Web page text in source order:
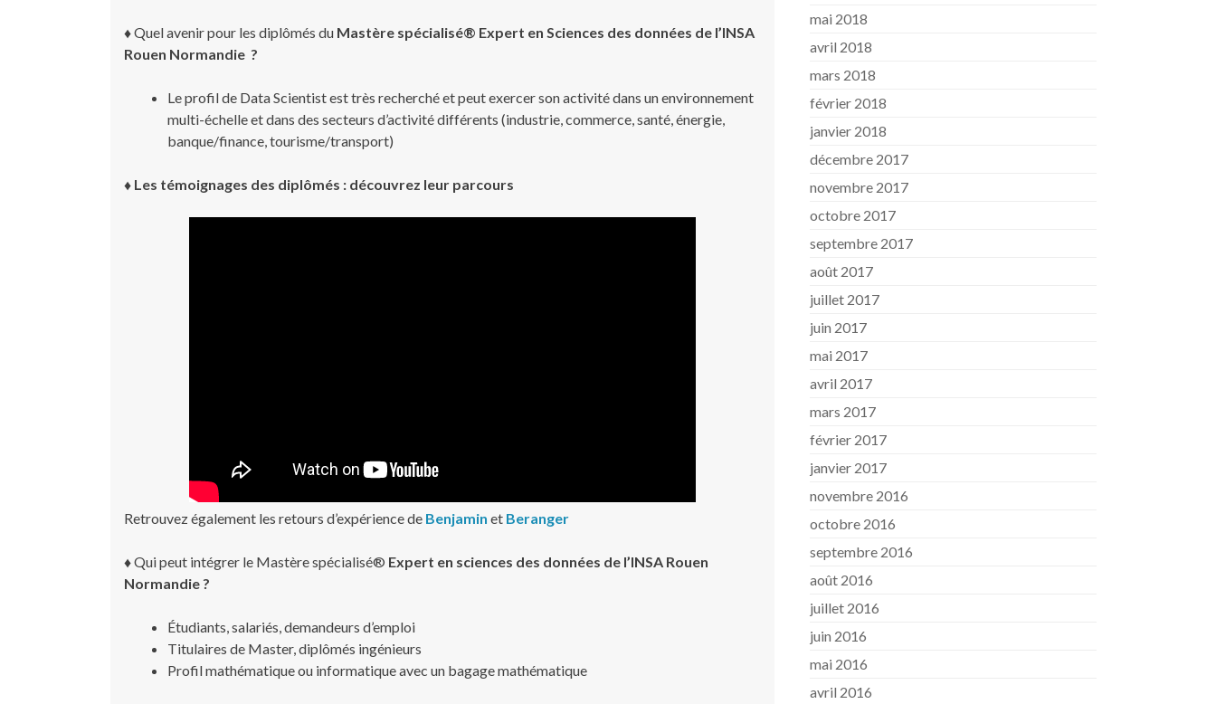
♦Quel avenir pour les diplômés du Mastère spécialisé® Expert en Sciences des données de l’INSA
Rouen Normandie ?
Le profil de Data Scientist est très recherché et peut exercer son activité dans un environnement
multi-échelle et dans des secteurs d’activité différents (industrie, commerce, santé, énergie,
banque/finance, tourisme/transport)
♦ Les témoignages des diplômés : découvrez leur parcours
Retrouvez également les retours d’expérience de Benjamin et Beranger
♦Qui peut intégrer le Mastère spécialisé® Expert en sciences des données de l’INSA Rouen
Normandie ?
Étudiants, salariés, demandeurs d’emploi
Titulaires de Master, diplômés ingénieurs
Profil mathématique ou informatique avec un bagage mathématique
mai 2018
avril 2018
mars 2018
février 2018
janvier 2018
décembre 2017
novembre 2017
octobre 2017
septembre 2017
août 2017
juillet 2017
juin 2017
mai 2017
avril 2017
mars 2017
février 2017
janvier 2017
novembre 2016
octobre 2016
septembre 2016
août 2016
juillet 2016
juin 2016
mai 2016
avril 2016